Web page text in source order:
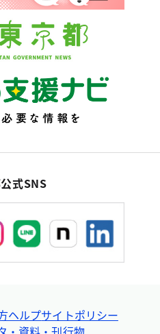
式SNS
ヘルプサイトポリシー